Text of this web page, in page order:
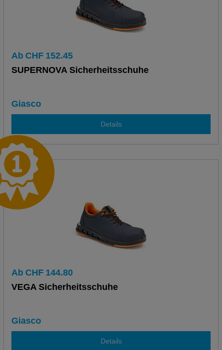
Ab CHF 152.45
SUPERNOVA Sicherheitsschuhe
Giasco
Details
Ab CHF 144.80
VEGA Sicherheitsschuhe
Giasco
Details